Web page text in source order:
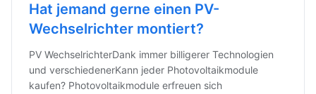
Hat jemand gerne einen PV-
Wechselrichter montiert?
PV WechselrichterDank immer billigerer Technologien
und verschiedenerKann jeder Photovoltaikmodule
kaufen? Photovoltaikmodule erfreuen sich